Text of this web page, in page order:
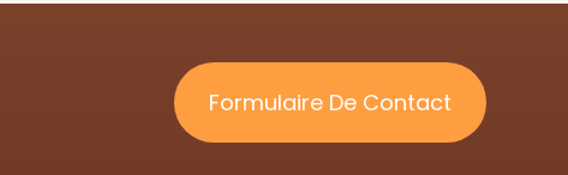
Formulaire De Contact